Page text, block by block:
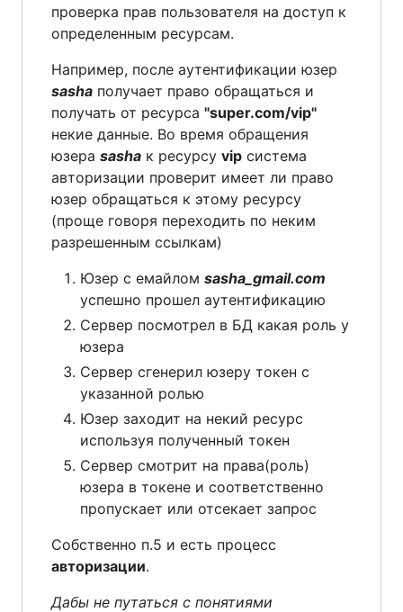
проверка прав пользователя на доступ к
определенным ресурсам.
Например, после аутентификации юзер
sasha получает право обращаться и
получать от ресурса "super.com/vip"
некие данные. Во время обращения
юзера sasha к ресурсу vip система
авторизации проверит имеет ли право
юзер обращаться к этому ресурсу
(проще говоря переходить по неким
разрешенным ссылкам)
Юзер c емайлом sasha_gmail.com
успешно прошел аутентификацию
Сервер посмотрел в БД какая роль у
юзера
Сервер сгенерил юзеру токен с
указанной ролью
Юзер заходит на некий ресурс
используя полученный токен
Сервер смотрит на права(роль)
юзера в токене и соответственно
пропускает или отсекает запрос
Собственно п.5 и есть процесс
авторизации.
Дабы не путаться с понятиями